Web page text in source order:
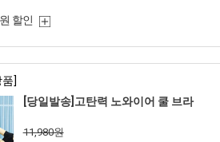
할인
]
[당일발송]고탄력 노와이어 쿨 브라
11,980원